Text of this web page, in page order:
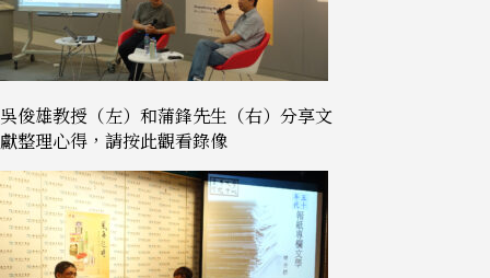
吳俊雄教授（左）和蒲鋒先生（右）分享文
獻整理心得，請按此觀看錄像